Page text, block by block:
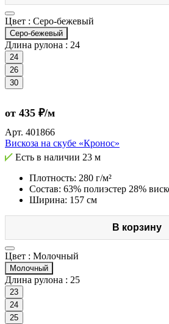
Цвет : Серо-бежевый
Серо-бежевый
Длина рулона : 24
24
26
30
от 435 ₽/м
Арт. 401866
Вискоза на скубе «Кронос»
Есть в наличии 23 м
Плотность: 280 г/м²
Состав: 63% полиэстер 28%
Ширина: 157 см
В корзину
Цвет : Молочный
Молочный
Длина рулона : 25
23
24
25